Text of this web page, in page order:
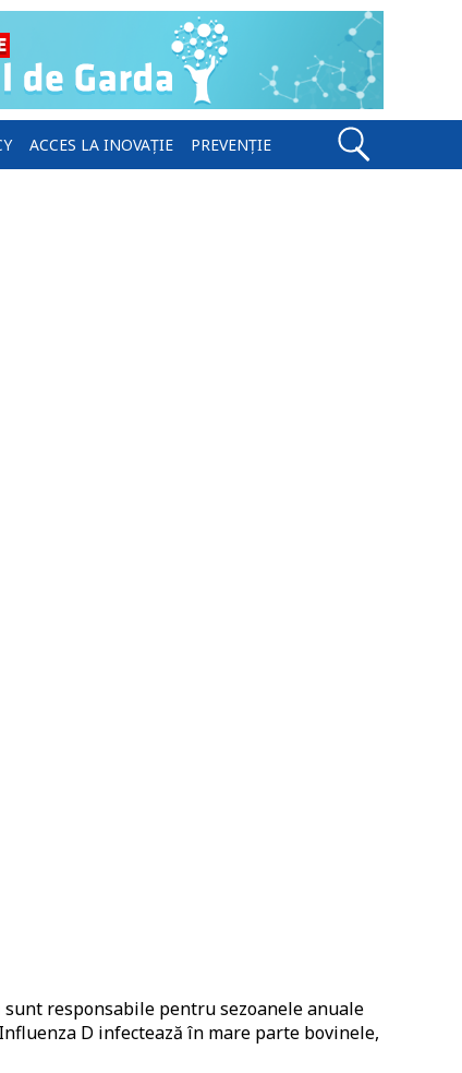
ACCES LA INOVAȚIE PREVENȚIE
responsabile pentru sezoanele anuale
D infectează în mare parte bovinele,